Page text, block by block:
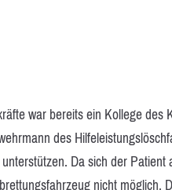
war bereits ein Kollege
des
Da sich der